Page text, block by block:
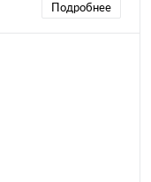
Подробнее